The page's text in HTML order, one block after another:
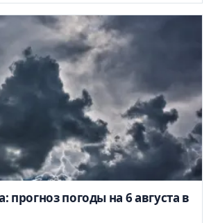
прогноз погоды на 6 августа в